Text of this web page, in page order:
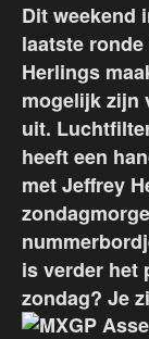
Dit weekend
laatste
Herlings
mogelijk zijn
uit.
heeft een
met Jeffrey
is verder het
zondag? Je